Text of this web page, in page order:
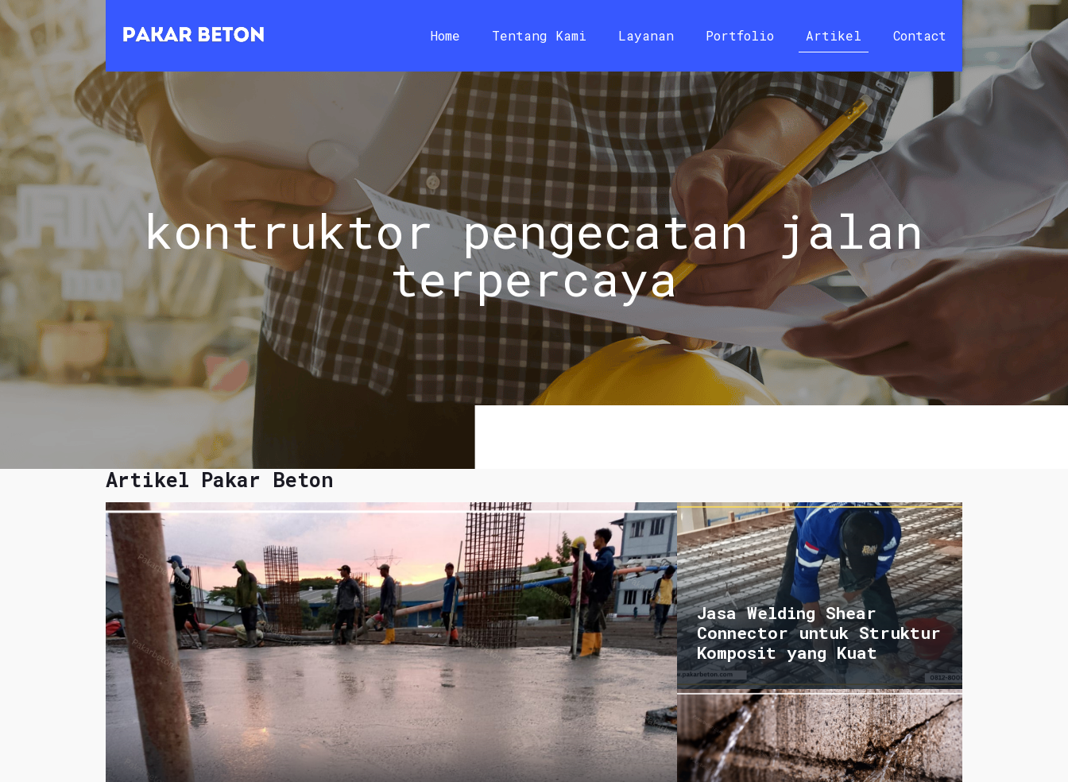
Home Tentang Kami Layanan Portfolio Artikel Contact
kontruktor pengecatan jalan
terpercaya
Artikel Pakar Beton
Jasa Welding Shear
Connector untuk Struktur
Komposit yang Kuat